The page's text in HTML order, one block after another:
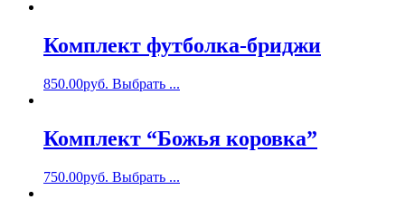
Комплект футболка-бриджи
850.00руб. Выбрать ...
Комплект “Божья коровка”
750.00руб. Выбрать ...